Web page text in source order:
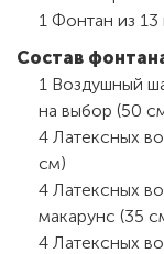
1 Фонтан из
Состав
1 Воздушный
на выбор (50
4 Латексных
см)
4 Латексных
макарунс (35
4 Латексных